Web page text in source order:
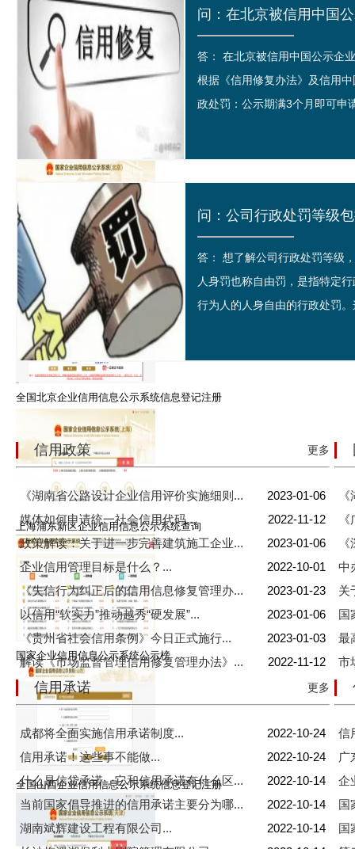
江苏常州市企业信用信息公示系统查询
国家信用湖北省宜昌市企业信息公示系统查询
国家企业信用信息公示系统（北京通州区)查询
全国北京企业信用信息公示系统信息登记注册
上海浦东新区企业信用信息公示系统查询
国家企业信用信息公示系统公示榜
全国山西企业信用信息公示系统信息登记注册
答： 在北京被信用中国公示企
根据《信用修复办法》及信用
政处罚：公示期满3个月即可申
答： 想了解公司行政处罚等
人身罚也称自由罚，是指特定
行为人的人身自由的行政处罚
信用政策 更多
《湖南省公路设计企业信用评价实施细则...
2023-01-06
媒体如何申请统一社会信用代码...
2022-11-12
政策解读：关于进一步完善建筑施工企业...
2023-01-06
企业信用管理目标是什么？...
2022-10-01
《失信行为纠正后的信用信息修复管理办...
2023-01-23
以信用“软实力”推动越秀“硬发展”...
2023-01-06
《贵州省社会信用条例》今日正式施行...
2023-01-03
解读《市场监督管理信用修复管理办法》...
2022-11-12
中
关
国
最
市
信用承诺 更多
成都将全面实施信用承诺制度...
2022-10-24
信用承诺！这些事不能做...
2022-10-24
什么是信贷承诺，它和信用承诺有什么区...
2022-10-14
当前国家倡导推进的信用承诺主要分为哪...
2022-10-14
湖南斌辉建设工程有限公司...
2022-10-14
信
广
企
国
国